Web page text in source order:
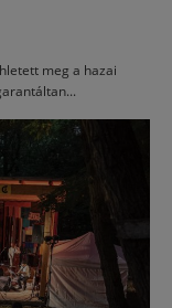
meg a hazai